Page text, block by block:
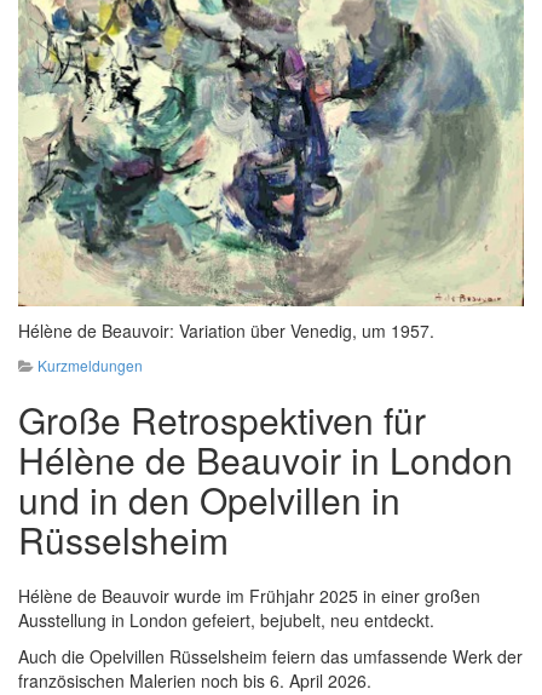
Hélène de Beauvoir: Variation über Venedig, um 1957.
Kurzmeldungen
Große Retrospektiven für
Hélène de Beauvoir in London
und in den Opelvillen in
Rüsselsheim
Hélène de Beauvoir wurde im Frühjahr 2025 in einer großen
Ausstellung in London gefeiert, bejubelt, neu entdeckt.
Auch die Opelvillen Rüsselsheim feiern das umfassende Werk der
französischen Malerien noch bis 6. April 2026.